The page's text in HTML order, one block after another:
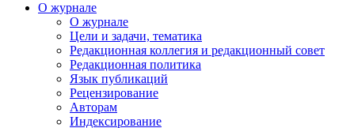
О журнале
О журнале
Цели и задачи, тематика
Редакционная коллегия и редакционный совет
Редакционная политика
Язык публикаций
Рецензирование
Авторам
Индексирование